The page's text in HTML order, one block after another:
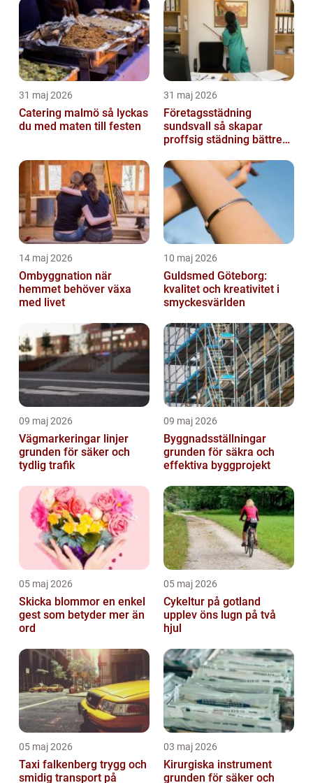
31 maj 2026
Catering malmö så lyckas
du med maten till festen
31 maj 2026
Företagsstädning
sundsvall så skapar
proffsig städning bättre
14 maj 2026
Ombyggnation när
hemmet behöver växa
med livet
10 maj 2026
Guldsmed Göteborg:
kvalitet och kreativitet i
smyckesvärlden
09 maj 2026
Vägmarkeringar linjer
grunden för säker och
tydlig trafik
09 maj 2026
Byggnadsställningar
grunden för säkra och
effektiva byggprojekt
05 maj 2026
Skicka blommor en enkel
gest som betyder mer än
ord
05 maj 2026
Cykeltur på gotland
upplev öns lugn på två
hjul
05 maj 2026
Taxi falkenberg trygg och
smidig transport på
03 maj 2026
Kirurgiska instrument
grunden för säker och